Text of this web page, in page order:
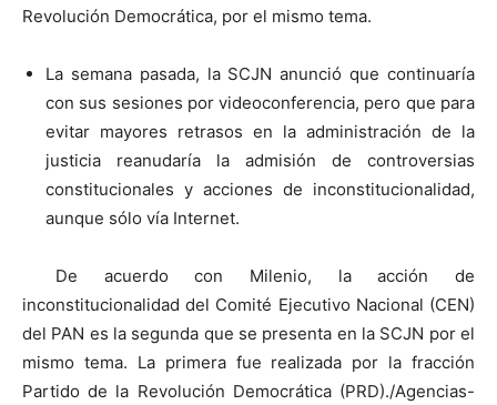
Revolución Democrática, por el mismo tema.
La semana pasada, la SCJN anunció que continuaría
con sus sesiones por videoconferencia, pero que para
evitar mayores retrasos en la administración de la
justicia reanudaría la admisión de controversias
constitucionales y acciones de inconstitucionalidad,
aunque sólo vía Internet.
De acuerdo con Milenio, la acción de
inconstitucionalidad del Comité Ejecutivo Nacional (CEN)
del PAN es la segunda que se presenta en la SCJN por el
mismo tema. La primera fue realizada por la fracción
Partido de la Revolución Democrática (PRD)./Agencias-